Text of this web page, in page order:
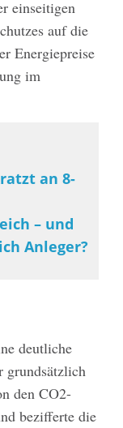
einseitigen
auf die
Energiepreise
im
an 8-
– und
Anleger?
deutliche
grundsätzlich
den CO2-
bezifferte die